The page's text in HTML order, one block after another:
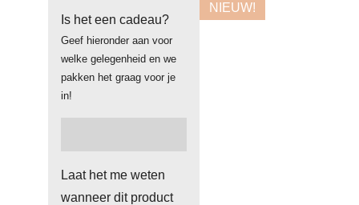
NIEUW!
Is het een cadeau?
Geef hieronder aan voor
welke gelegenheid en we
pakken het graag voor je
in!
Laat het me weten
wanneer dit product